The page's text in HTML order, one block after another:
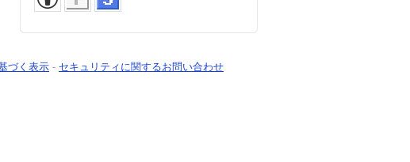
づく表示 - セキュリティに関するお問い合わせ